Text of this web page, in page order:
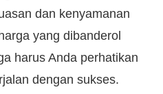
dan kenyamanan
yang dibanderol
harus Anda perhatikan
dengan sukses.